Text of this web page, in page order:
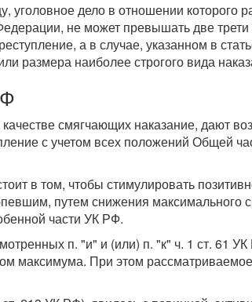
уголовное дело в отношении которого
не может превышать две
а в случае, указанном в
размера наиболее строгого вида
смягчающих наказание, дают
с учетом всех положений Общей
в том, чтобы стимулировать
путем снижения максимального
части УК РФ.
п. "и" и (или) п. "к" ч. 1 ст. 61
максимума. При этом